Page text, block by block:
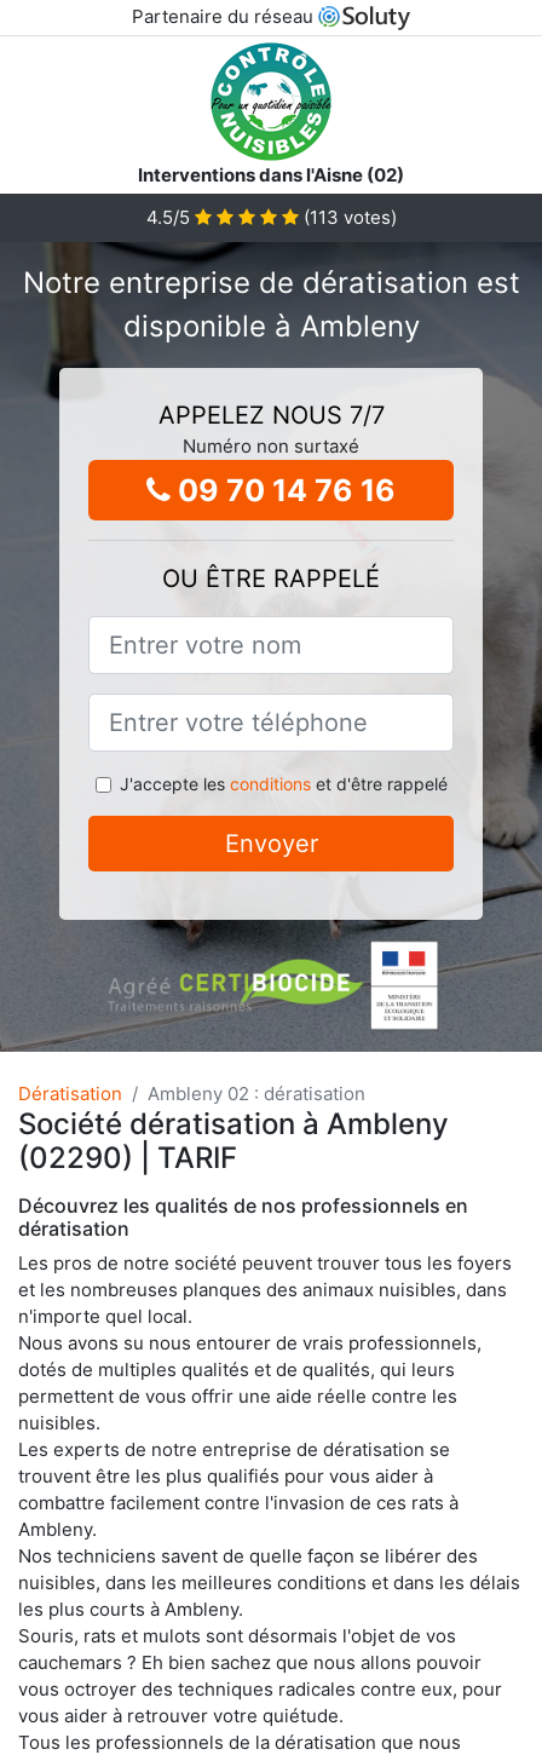
Partenaire du réseau
Interventions dans l'Aisne (02)
4.5/5
(113 votes)
Notre entreprise de dératisation est
disponible à Ambleny
APPELEZ NOUS 7/7
Numéro non surtaxé
09 70 14 76 16
OU ÊTRE RAPPELÉ
J'accepte les conditionset d'être rappelé
Envoyer
Dératisation Ambleny 02 : dératisation
Société dératisation à Ambleny
(02290) | TARIF
Découvrez les qualités de nos professionnels en
dératisation
Les pros de notre société peuvent trouver tous les foyers
et les nombreuses planques des animaux nuisibles, dans
n'importe quel local.
Nous avons su nous entourer de vrais professionnels,
dotés de multiples qualités et de qualités, qui leurs
permettent de vous offrir une aide réelle contre les
nuisibles.
Les experts de notre entreprise de dératisation se
trouvent être les plus qualifiés pour vous aider à
combattre facilement contre l'invasion de ces rats à
Ambleny.
Nos techniciens savent de quelle façon se libérer des
nuisibles, dans les meilleures conditions et dans les délais
les plus courts à Ambleny.
Souris, rats et mulots sont désormais l'objet de vos
cauchemars ? Eh bien sachez que nous allons pouvoir
vous octroyer des techniques radicales contre eux, pour
vous aider à retrouver votre quiétude.
Tous les professionnels de la dératisation que nous